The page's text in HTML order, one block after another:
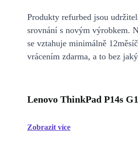
Produkty refurbed jsou
srovnání s novým výrobkem.
se vztahuje minimálně
vrácením zdarma, a to bez
Lenovo ThinkPad P14s
Zobrazit více